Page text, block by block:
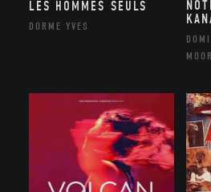
LES HOMMES SEULS
DORME YVES